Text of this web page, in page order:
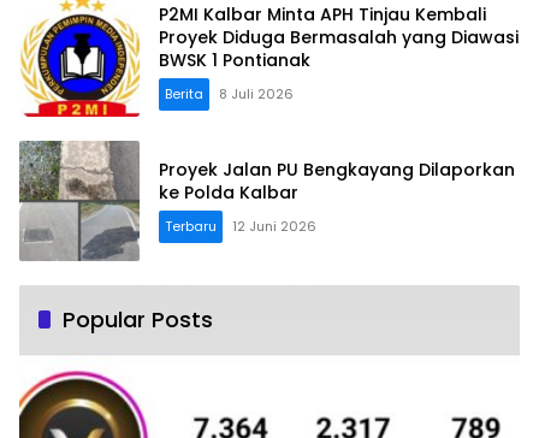
P2MI Kalbar Minta APH Tinjau Kembali
Proyek Diduga Bermasalah yang Diawasi
BWSK 1 Pontianak
Berita 8 Juli 2026
Proyek Jalan PU Bengkayang Dilaporkan
ke Polda Kalbar
Terbaru 12 Juni 2026
Popular Posts